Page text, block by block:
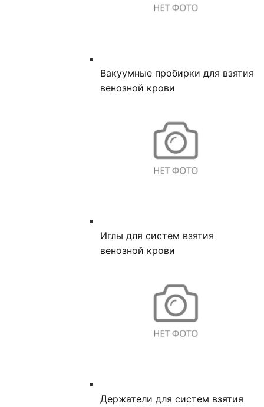
Вакуумные пробирки для взятия
венозной крови
Иглы для систем взятия
венозной крови
Держатели для систем взятия